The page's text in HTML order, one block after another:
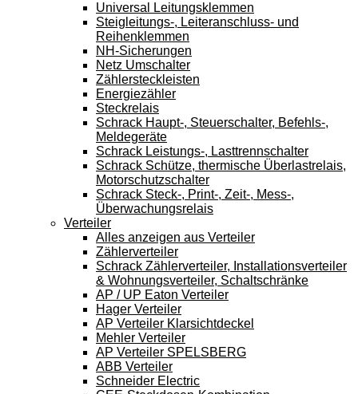
Universal Leitungsklemmen
Steigleitungs-, Leiteranschluss- und
Reihenklemmen
NH-Sicherungen
Netz Umschalter
Zählersteckleisten
Energiezähler
Steckrelais
Schrack Haupt-, Steuerschalter, Befehls-,
Meldegeräte
Schrack Leistungs-, Lasttrennschalter
Schrack Schütze, thermische Überlastrelais,
Motorschutzschalter
Schrack Steck-, Print-, Zeit-, Mess-,
Überwachungsrelais
Verteiler
Alles anzeigen aus Verteiler
Zählerverteiler
Schrack Zählerverteiler, Installationsverteiler
& Wohnungsverteiler, Schaltschränke
AP / UP Eaton Verteiler
Hager Verteiler
AP Verteiler Klarsichtdeckel
Mehler Verteiler
AP Verteiler SPELSBERG
ABB Verteiler
Schneider Electric